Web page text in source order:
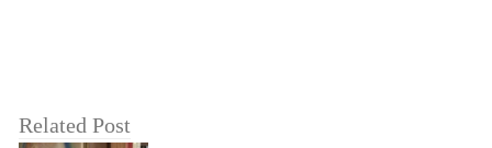
Related Post